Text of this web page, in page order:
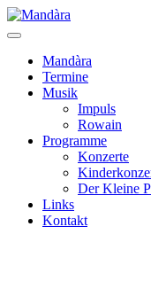
Mandàra
Termine
Musik
Impuls
Rowain
Programme
Konzerte
Der Kleine
Links
Kontakt